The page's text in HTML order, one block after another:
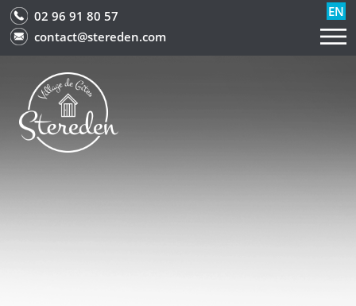
02 96 91 80 57
contact@stereden.com
EN